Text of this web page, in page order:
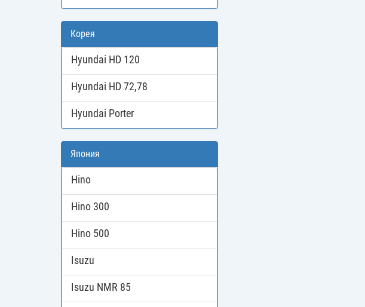
Корея
Hyundai HD 120
Hyundai HD 72,78
Hyundai Porter
Япония
Hino
Hino 300
Hino 500
Isuzu
Isuzu NMR 85